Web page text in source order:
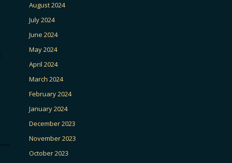
August 2024
July 2024
June 2024
May 2024
April 2024
March 2024
February 2024
January 2024
December 2023
November 2023
October 2023